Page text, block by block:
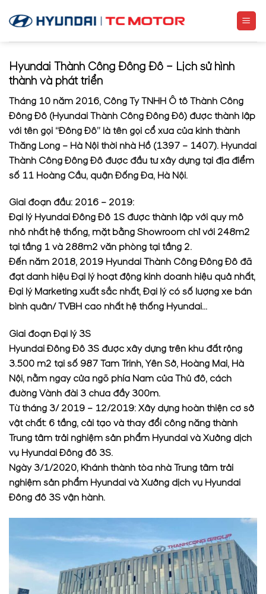
Hyundai Thành Công Đông Đô – Lịch sử hình
thành và phát triển
Tháng 10 năm 2016, Công Ty TNHH Ô tô Thành Công
Đông Đô (Hyundai Thành Công Đông Đô) được thành lập
với tên gọi “Đông Đô” là tên gọi cổ xưa của kinh thành
Thăng Long – Hà Nội thời nhà Hồ (1397 – 1407). Hyundai
Thành Công Đông Đô được đầu tư xây dựng tại địa điểm
số 11 Hoàng Cầu, quận Đống Đa, Hà Nội.
Giai đoạn đầu: 2016 – 2019:
Đại lý Hyundai Đông Đô 1S được thành lập với quy mô
nhỏ nhất hệ thống, mặt bằng Showroom chỉ với 248m2
tại tầng 1 và 288m2 văn phòng tại tầng 2.
Đến năm 2018, 2019 Hyundai Thành Công Đông Đô đã
đạt danh hiệu Đại lý hoạt động kinh doanh hiệu quả nhất,
Đại lý Marketing xuất sắc nhất, Đại lý có số lượng xe bán
bình quân/ TVBH cao nhất hệ thống Hyundai…
Giai đoạn Đại lý 3S
Hyundai Đông Đô 3S được xây dựng trên khu đất rộng
3.500 m2 tại số 987 Tam Trinh, Yên Sở, Hoàng Mai, Hà
Nội, nằm ngay cửa ngõ phía Nam của Thủ đô, cách
đường Vành đài 3 chưa đầy 300m.
Từ tháng 3/ 2019 – 12/2019: Xây dựng hoàn thiện cơ sở
vật chất: 6 tầng, cải tạo và thay đổi công năng thành
Trung tâm trải nghiệm sản phẩm Hyundai và Xưởng dịch
vụ Hyundai Đông đô 3S.
Ngày 3/1/2020, Khánh thành tòa nhà Trung tâm trải
nghiệm sản phẩm Hyundai và Xưởng dịch vụ Hyundai
Đông đô 3S vận hành.